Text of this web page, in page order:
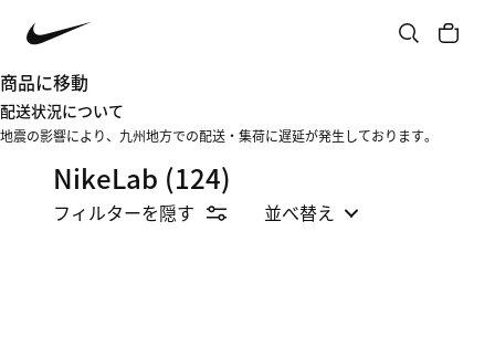
商品に移動
配送状況について
地震の影響により、九州地方での配送・集荷に遅延が発生しております。
NikeLab (124)
フィルターを隠す 並べ替え